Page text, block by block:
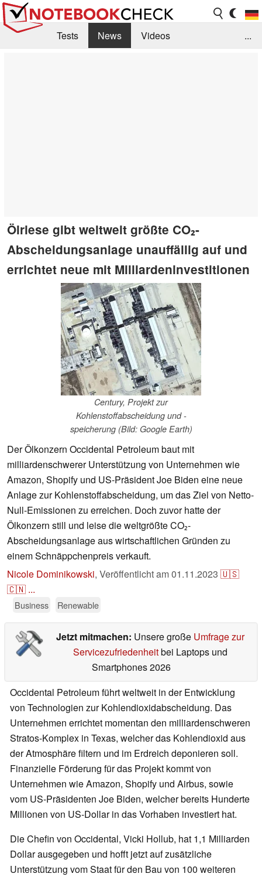
Tests News
Videos
...
Ölriese gibt weltweit größte CO₂-
Abscheidungsanlage unauffällig auf und
errichtet neue mit Milliardeninvestitionen
Century, Projekt zur
Kohlenstoffabscheidung und -
speicherung (Bild: Google Earth)
Der Ölkonzern Occidental Petroleum baut mit
milliardenschwerer Unterstützung von Unternehmen wie
Amazon, Shopify und US-Präsident Joe Biden eine neue
Anlage zur Kohlenstoffabscheidung, um das Ziel von Netto-
Null-Emissionen zu erreichen. Doch zuvor hatte der
Ölkonzern still und leise die weltgrößte CO₂-
Abscheidungsanlage aus wirtschaftlichen Gründen zu
einem Schnäppchenpreis verkauft.
Nicole Dominikowski, Veröffentlicht am01.11.2023 🇺🇸
🇨🇳 ...
Business Renewable
Jetzt mitmachen: Unsere große Umfrage zur
Servicezufriedenheitbei Laptops und
Smartphones 2026
Occidental Petroleum führt weltweit in der Entwicklung
von Technologien zur Kohlendioxidabscheidung. Das
Unternehmen errichtet momentan den milliardenschweren
Stratos-Komplex in Texas, welcher das Kohlendioxid aus
der Atmosphäre filtern und im Erdreich deponieren soll.
Finanzielle Förderung für das Projekt kommt von
Unternehmen wie Amazon, Shopify und Airbus, sowie
vom US-Präsidenten Joe Biden, welcher bereits Hunderte
Millionen von US-Dollar in das Vorhaben investiert hat.
Die Chefin von Occidental, Vicki Hollub, hat 1,1 Milliarden
Dollar ausgegeben und hofft jetzt auf zusätzliche
Unterstützung vom Staat für den Bau von 100 weiteren